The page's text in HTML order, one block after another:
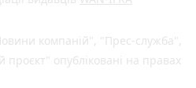
компаній", "Прес-служба",
опубліковані на правах